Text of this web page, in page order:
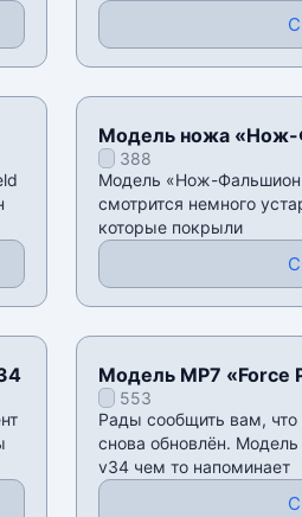
Модель ножа «Нож-
CSS v34
388
Модель «Нож-Фальшион
смотрится немного
которые покрыли
Модель MP7 «Force
553
Рады сообщить вам,
снова обновлён. Модель
v34 чем то напоминает